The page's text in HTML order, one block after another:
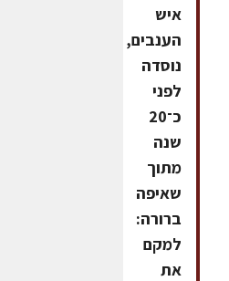
איש
הענבים,
נוסדה
לפני
כ־20
שנה
מתוך
שאיפה
ברורה:
למקם
את